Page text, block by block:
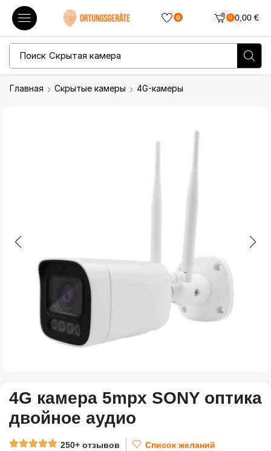
0 0 0,00 €
Поиск Скрытая камера
Главная Скрытые камеры 4G-камеры
4G камера 5mpx SONY оптика
двойное аудио
250+ отзывов Список желаний